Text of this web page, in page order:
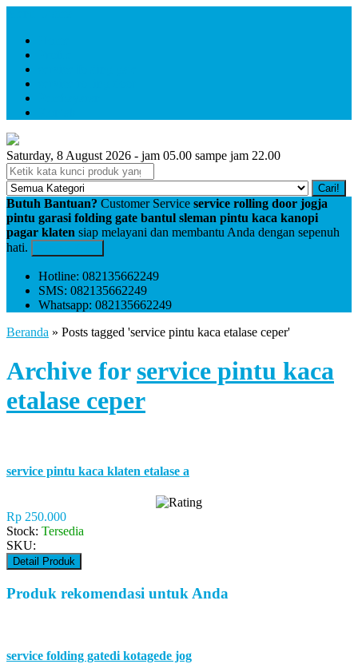
Saturday, 8 August 2026 - jam 05.00 sampe jam 22.00
Cari!
Butuh Bantuan? Customer Service service rolling door jogja
pintu garasi folding gate bantul sleman pintu kaca kanopi
pagar klaten siap melayani dan membantu Anda dengan sepenuh
hati.
Hotline: 082135662249
SMS: 082135662249
Whatsapp: 082135662249
Beranda » Posts tagged 'service pintu kaca etalase ceper'
Archive for service pintu kaca
etalase ceper
service pintu kaca klaten etalase a
Rp 250.000
Stock: Tersedia
SKU:
Detail Produk
Produk rekomendasi untuk Anda
service folding gatedi kotagede jog